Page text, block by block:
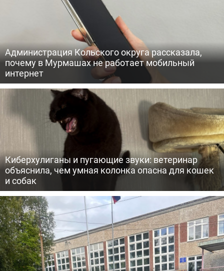
Администрация Кольского округа рассказала,
почему в Мурмашах не работает мобильный
интернет
Киберхулиганы и пугающие звуки: ветеринар
объяснила, чем умная колонка опасна для кошек
и собак